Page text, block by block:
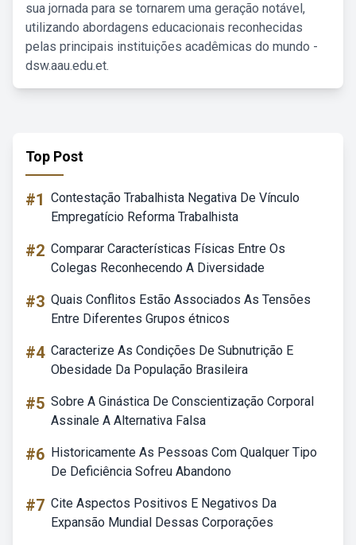
sua jornada para se tornarem uma geração notável,
utilizando abordagens educacionais reconhecidas
pelas principais instituições acadêmicas do mundo -
dsw.aau.edu.et.
Top Post
#1 Contestação Trabalhista Negativa De Vínculo
Empregatício Reforma Trabalhista
#2 Comparar Características Físicas Entre Os
Colegas Reconhecendo A Diversidade
#3 Quais Conflitos Estão Associados As Tensões
Entre Diferentes Grupos étnicos
#4 Caracterize As Condições De Subnutrição E
Obesidade Da População Brasileira
#5 Sobre A Ginástica De Conscientização Corporal
Assinale A Alternativa Falsa
#6 Historicamente As Pessoas Com Qualquer Tipo
De Deficiência Sofreu Abandono
#7 Cite Aspectos Positivos E Negativos Da
Expansão Mundial Dessas Corporações